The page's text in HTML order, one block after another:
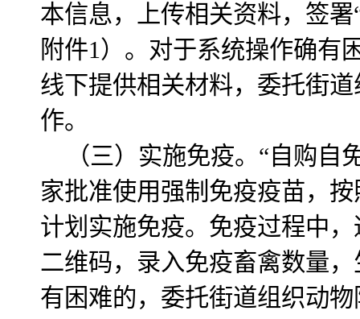
本信息，上传相关资料，签
附件1）。对于系统操作确有
线下提供相关材料，委托街
作。
（三）实施免疫。“自购
家批准使用强制免疫疫苗，
计划实施免疫。免疫过程中
二维码，录入免疫畜禽数量
有困难的，委托街道组织动